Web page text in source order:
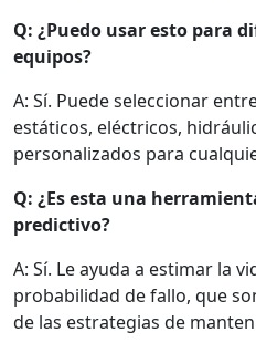
Q: ¿Puedo usar esto para
equipos?
A: Sí. Puede seleccionar
estáticos, eléctricos,
personalizados para
Q: ¿Es esta una
predictivo?
A: Sí. Le ayuda a estimar la
probabilidad de fallo, que
de las estrategias de